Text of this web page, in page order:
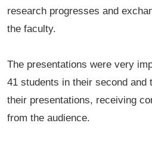
research progresses and
the faculty.
The presentations were very
41 students in their second and
their presentations, receiving
from the audience.